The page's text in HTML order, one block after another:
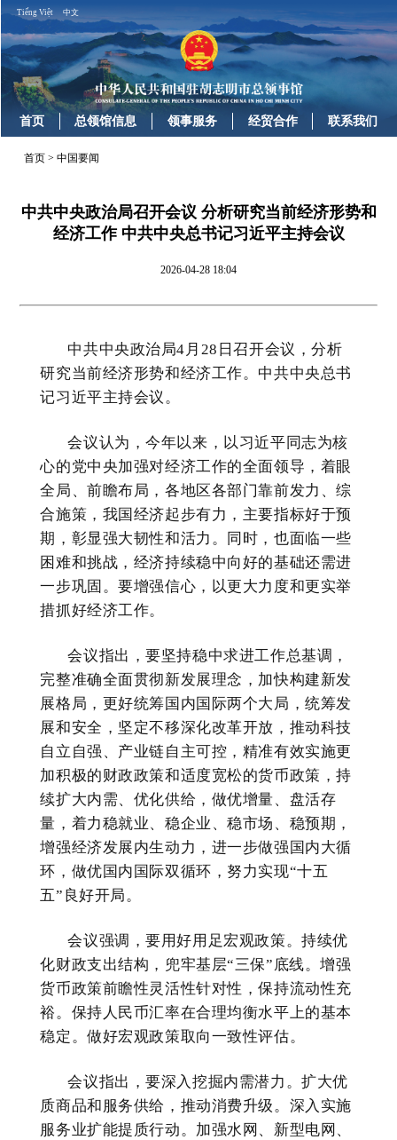
Tiếng Việt 中文
首页 总领馆信息 领事服务 经贸合作 联系我们
首页 >中国要闻
中共中央政治局召开会议 分析研究当前经济形势和
经济工作 中共中央总书记习近平主持会议
2026-04-28 18:04
中共中央政治局4月28日召开会议，分析
研究当前经济形势和经济工作。中共中央总书
记习近平主持会议。
会议认为，今年以来，以习近平同志为核
心的党中央加强对经济工作的全面领导，着眼
全局、前瞻布局，各地区各部门靠前发力、综
合施策，我国经济起步有力，主要指标好于预
期，彰显强大韧性和活力。同时，也面临一些
困难和挑战，经济持续稳中向好的基础还需进
一步巩固。要增强信心，以更大力度和更实举
措抓好经济工作。
会议指出，要坚持稳中求进工作总基调，
完整准确全面贯彻新发展理念，加快构建新发
展格局，更好统筹国内国际两个大局，统筹发
展和安全，坚定不移深化改革开放，推动科技
自立自强、产业链自主可控，精准有效实施更
加积极的财政政策和适度宽松的货币政策，持
续扩大内需、优化供给，做优增量、盘活存
量，着力稳就业、稳企业、稳市场、稳预期，
增强经济发展内生动力，进一步做强国内大循
环，做优国内国际双循环，努力实现“十五
五”良好开局。
会议强调，要用好用足宏观政策。持续优
化财政支出结构，兜牢基层“三保”底线。增强
货币政策前瞻性灵活性针对性，保持流动性充
裕。保持人民币汇率在合理均衡水平上的基本
稳定。做好宏观政策取向一致性评估。
会议指出，要深入挖掘内需潜力。扩大优
质商品和服务供给，推动消费升级。深入实施
服务业扩能提质行动。加强水网、新型电网、